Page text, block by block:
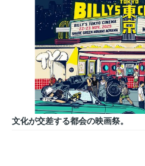
文化が交差する都会の映画祭。